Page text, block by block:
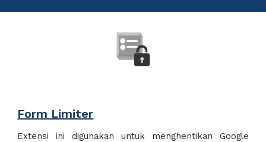
Form Limiter
Extensi ini digunakan untuk menghentikan Google